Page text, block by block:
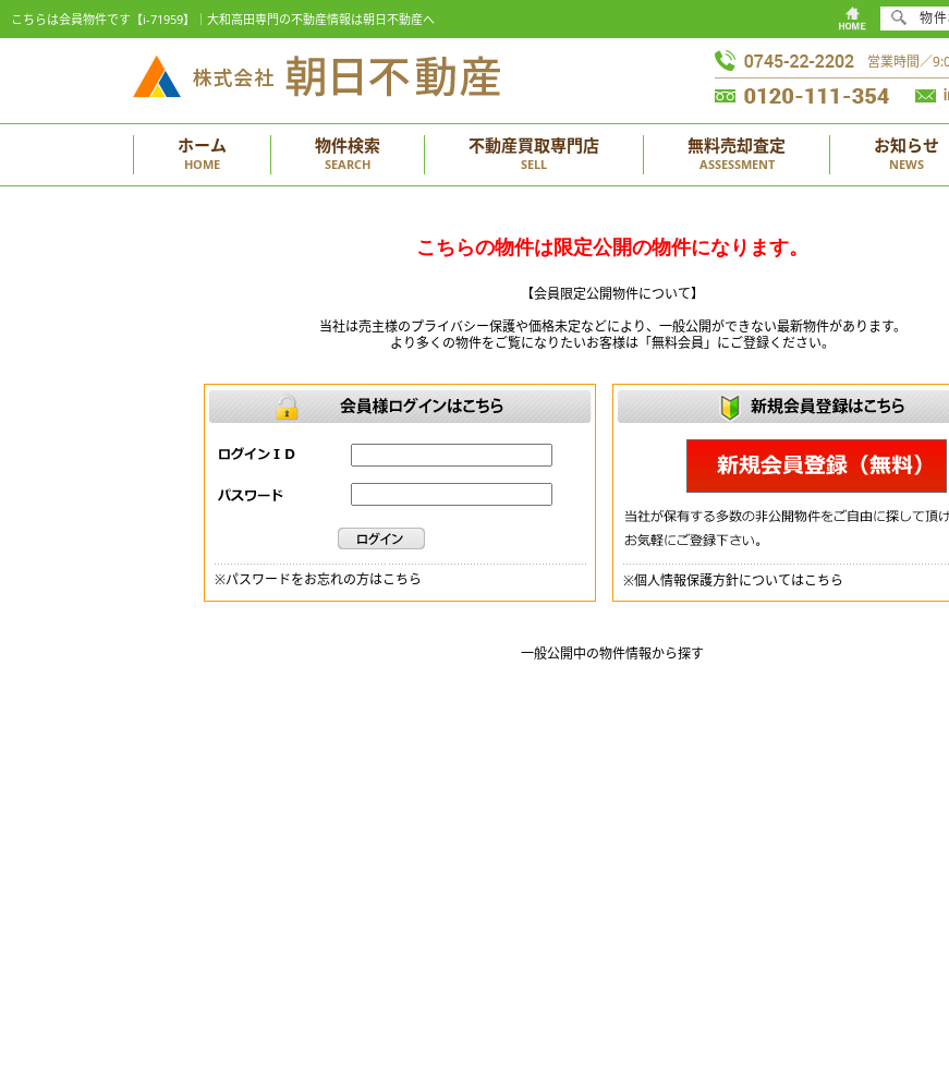
こちらは会員物件です【i-71959】｜大和高田専門の不動産情報は朝日不動産へ
営業時間／
ホーム
HOME
物件検索
SEARCH
不動産買取専門店
SELL
無料売却査定
ASSESSMENT
お知らせ
NEWS
こちらの物件は限定公開の物件になります。
【会員限定公開物件について】
当社は売主様のプライバシー保護や価格未定などにより、一般公開ができない最新物件があります。
より多くの物件をご覧になりたいお客様は「無料会員」にご登録ください。
※パスワードをお忘れの方はこちら ※個人情報保護方針についてはこちら
一般公開中の物件情報から探す
物